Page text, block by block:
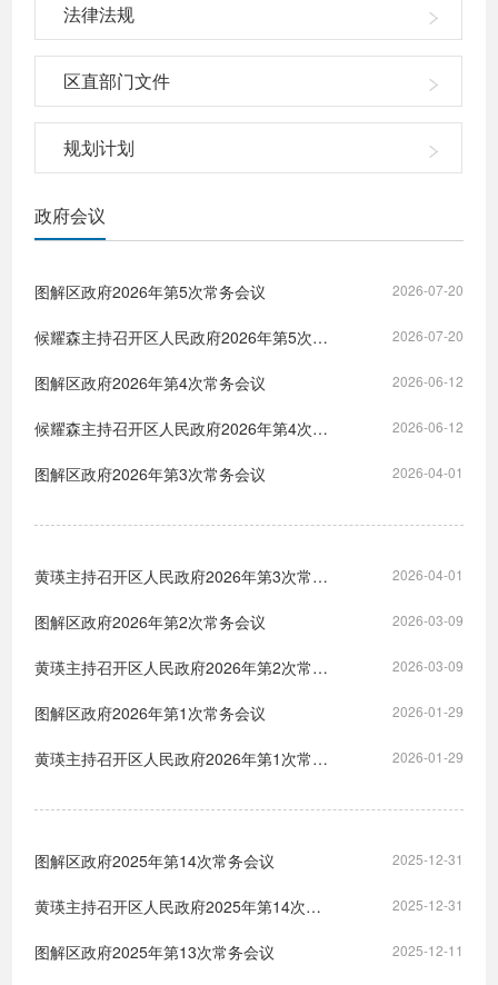
法律法规
区直部门文件
规划计划
政府会议
2026-07-20
图解区政府2026年第5次常务会议
2026-07-20
候耀森主持召开区人民政府2026年第5次常务会议
2026-06-12
图解区政府2026年第4次常务会议
2026-06-12
候耀森主持召开区人民政府2026年第4次常务会议
2026-04-01
图解区政府2026年第3次常务会议
2026-04-01
黄瑛主持召开区人民政府2026年第3次常务会议
2026-03-09
图解区政府2026年第2次常务会议
2026-03-09
黄瑛主持召开区人民政府2026年第2次常务会议
2026-01-29
图解区政府2026年第1次常务会议
2026-01-29
黄瑛主持召开区人民政府2026年第1次常务会议
2025-12-31
图解区政府2025年第14次常务会议
2025-12-31
黄瑛主持召开区人民政府2025年第14次政府常务会议
2025-12-11
图解区政府2025年第13次常务会议